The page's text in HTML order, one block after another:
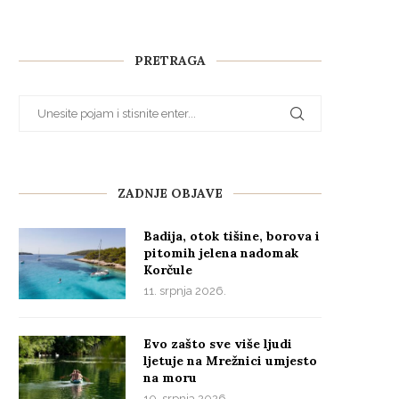
PRETRAGA
ZADNJE OBJAVE
Badija, otok tišine, borova i
pitomih jelena nadomak
Korčule
11. srpnja 2026.
Evo zašto sve više ljudi
ljetuje na Mrežnici umjesto
na moru